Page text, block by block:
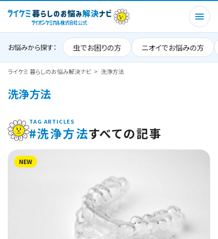
お悩みから探す： 虫でお困りの方 ニオイでお悩みの方
ライケミ 暮らしのお悩み解決ナビ 洗浄方法
洗浄方法
TAG ARTICLES
#洗浄方法すべての記事
NEW